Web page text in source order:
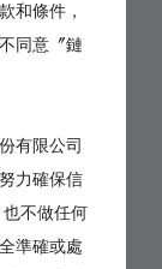
和條件，
同意〞鏈
有限公司
力確保信
不做任何
準確或處